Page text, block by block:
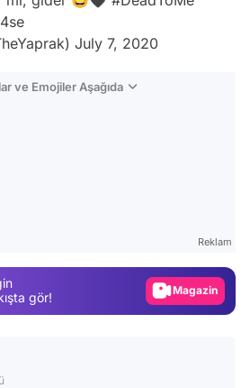
July 7, 2020
ve Emojiler Aşağıda
Reklam
gör!
Video